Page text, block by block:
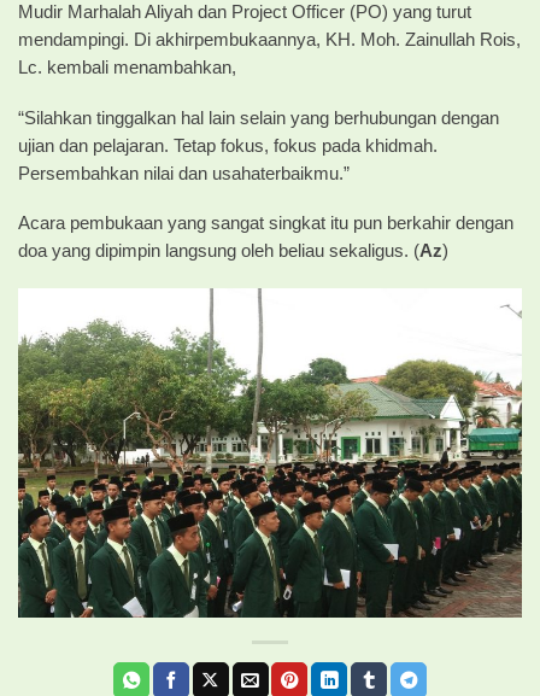
Mudir Marhalah Aliyah dan Project Officer (PO) yang turut
mendampingi. Di akhirpembukaannya, KH. Moh. Zainullah Rois,
Lc. kembali menambahkan,
“Silahkan tinggalkan hal lain selain yang berhubungan dengan
ujian dan pelajaran. Tetap fokus, fokus pada khidmah.
Persembahkan nilai dan usahaterbaikmu.”
Acara pembukaan yang sangat singkat itu pun berkahir dengan
doa yang dipimpin langsung oleh beliau sekaligus. (Az)